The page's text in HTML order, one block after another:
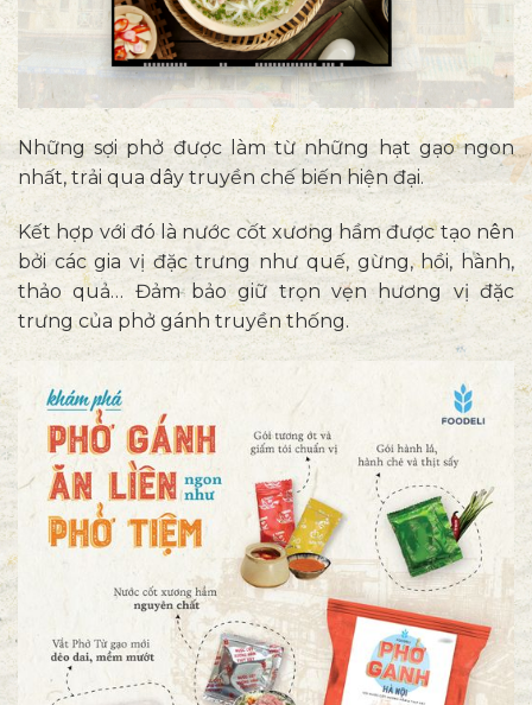
Những sợi phở được làm từ những hạt gạo ngon
nhất, trải qua dây truyền chế biến hiện đại.
Kết hợp với đó là nước cốt xương hầm được tạo nên
bởi các gia vị đặc trưng như quế, gừng, hồi, hành,
thảo quả… Đảm bảo giữ trọn vẹn hương vị đặc
trưng của phở gánh truyền thống.